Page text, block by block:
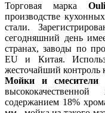
Торговая марка
производстве
стали.
сегодняшний день
странах, заводы по
EU и Китая.
жесточайший контроль
Мойки и смесители
содержанием 18%